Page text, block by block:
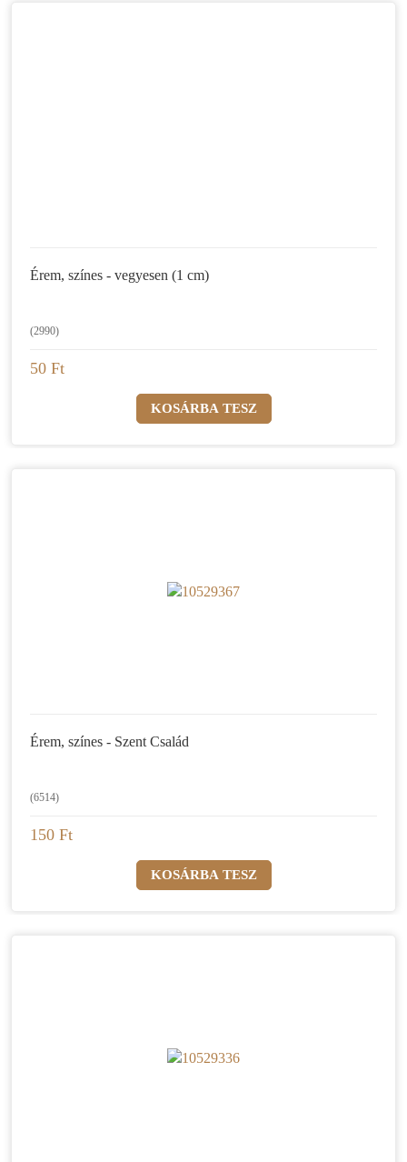
Érem, színes - vegyesen (1 cm)
(2990)
50 Ft
Érem, színes - Szent Család
(6514)
150 Ft